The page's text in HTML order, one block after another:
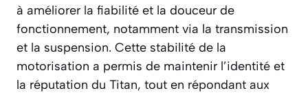
à améliorer la fiabilité et la douceur de
fonctionnement, notamment via la transmission
et la suspension. Cette stabilité de la
motorisation a permis de maintenir l’identité et
la réputation du Titan, tout en répondant aux